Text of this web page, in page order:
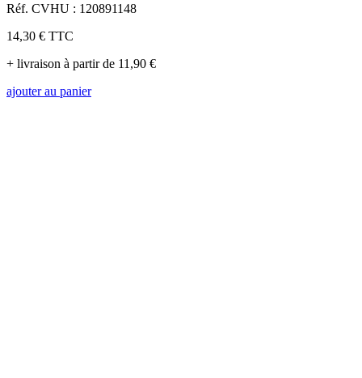
Réf. CVHU : 120891148
14,30 € TTC
+ livraison à partir de 11,90 €
ajouter au panier